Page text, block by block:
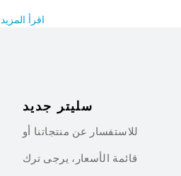
اقرأ المزيد
سليتر جديد
للاستفسار عن منتجاتنا أو
قائمة الأسعار، يرجى ترك